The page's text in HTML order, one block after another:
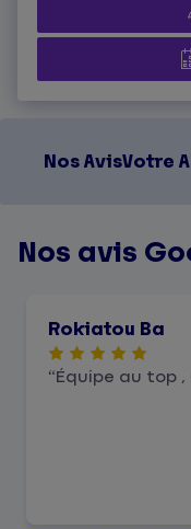
Nos AvisVotre
Nos avis
Rokiatou Ba
Équipe au top